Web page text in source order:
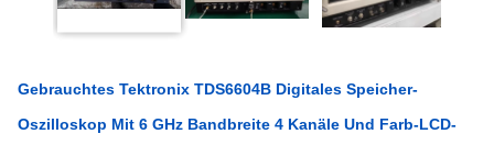
Gebrauchtes Tektronix TDS6604B Digitales Speicher-
Oszilloskop Mit 6 GHz Bandbreite 4 Kanäle Und Farb-LCD-